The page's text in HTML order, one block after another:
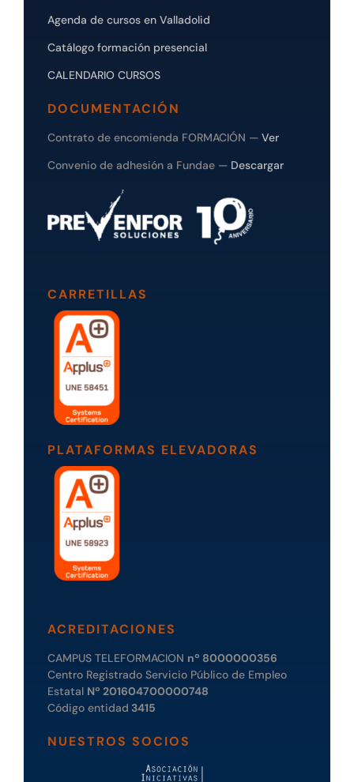
Agenda de cursos en Valladolid
Catálogo formación presencial
CALENDARIO CURSOS
DOCUMENTACIÓN
Contrato de encomienda FORMACIÓN — Ver
Convenio de adhesión a Fundae — Descargar
CARRETILLAS
PLATAFORMAS ELEVADORAS
ACREDITACIONES
CAMPUS TELEFORMACION nº 8000000356
Centro Registrado Servicio Público de Empleo
Estatal Nº 201604700000748
Código entidad 3415
NUESTROS SOCIOS